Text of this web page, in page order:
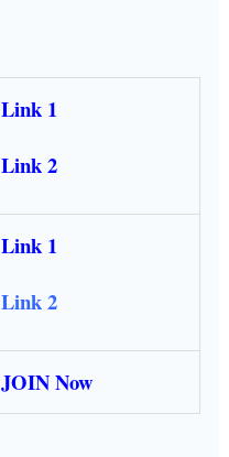
Link 1
Link 2
Link 1
Link 2
JOIN Now